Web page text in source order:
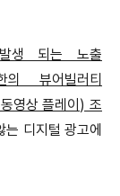
생 되는 노출
뷰어빌러티
영상 플레이) 조
디지털 광고에